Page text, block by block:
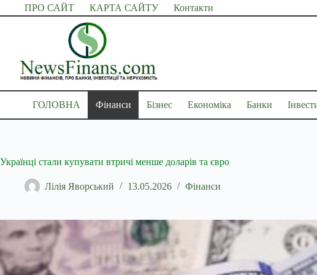
Перейти
до
ПРО САЙТ КАРТА САЙТУ Контакти
ГОЛОВНА Фінанси Бізнес Економіка Банки
Українці стали купувати втричі менше доларів та євро
Лілія Яворський 13.05.2026 Фінанси